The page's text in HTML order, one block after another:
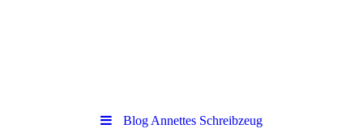
Blog Annettes Schreibzeug